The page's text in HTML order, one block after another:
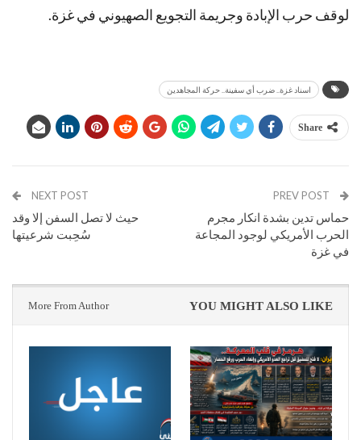
لوقف حرب الإبادة وجريمة التجويع الصهيوني في غزة.
اسناد غزة.. ضرب أي سفينة.. حركة المجاهدين
Share
حماس تدين بشدة انكار مجرم
الحرب الأمريكي لوجود المجاعة
في غزة
NEXT POST
حيث لا تصل السفن إلا وقد
سُحِبت شرعيتها
YOU MIGHT ALSO LIKE
More From Author